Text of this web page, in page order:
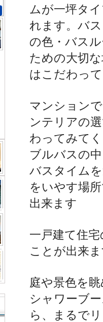
ムが一坪タ
れます。バ
の色・バス
ための大切
はこだわっ
マンション
ンテリアの
わってみて
ブルバスの
バスタイム
をいやす場
出来ます
一戸建て住
ことが出来
庭や景色を
シャワーブ
ら、まるで